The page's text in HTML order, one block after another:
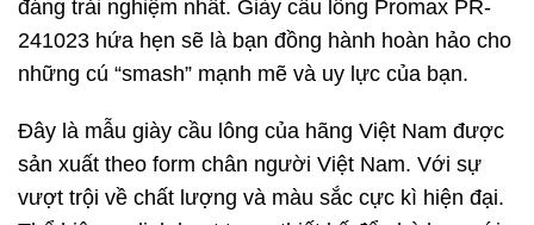
đáng trải nghiệm nhất. Giày cầu lông Promax PR-
241023 hứa hẹn sẽ là bạn đồng hành hoàn hảo cho
những cú “smash” mạnh mẽ và uy lực của bạn.
Đây là mẫu giày cầu lông của hãng Việt Nam được
sản xuất theo form chân người Việt Nam. Với sự
vượt trội về chất lượng và màu sắc cực kì hiện đại.